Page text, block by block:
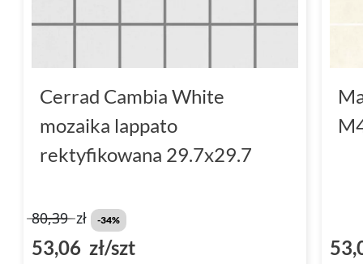
Cerrad Cambia White
mozaika lappato
rektyfikowana 29.7x29.7
80,39zł -34%
53,06 zł/szt